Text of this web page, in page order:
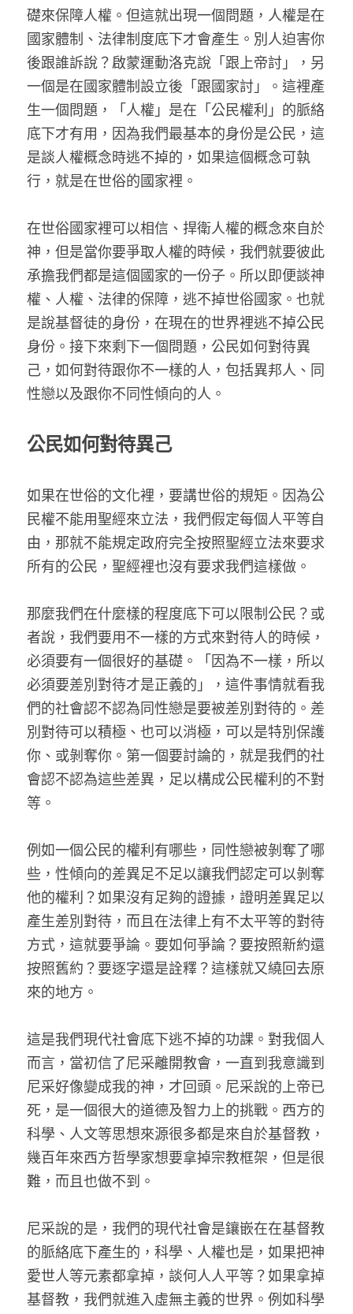
礎來保障人權。但這就出現一個問題，人權是在
國家體制、法律制度底下才會產生。別人迫害你
後跟誰訴說？啟蒙運動洛克說「跟上帝討」，另
一個是在國家體制設立後「跟國家討」。這裡產
生一個問題，「人權」是在「公民權利」的脈絡
底下才有用，因為我們最基本的身份是公民，這
是談人權概念時逃不掉的，如果這個概念可執
行，就是在世俗的國家裡。
在世俗國家裡可以相信、捍衛人權的概念來自於
神，但是當你要爭取人權的時候，我們就要彼此
承擔我們都是這個國家的一份子。所以即便談神
權、人權、法律的保障，逃不掉世俗國家。也就
是說基督徒的身份，在現在的世界裡逃不掉公民
身份。接下來剩下一個問題，公民如何對待異
己，如何對待跟你不一樣的人，包括異邦人、同
性戀以及跟你不同性傾向的人。
公民如何對待異己
如果在世俗的文化裡，要講世俗的規矩。因為公
民權不能用聖經來立法，我們假定每個人平等自
由，那就不能規定政府完全按照聖經立法來要求
所有的公民，聖經裡也沒有要求我們這樣做。
那麼我們在什麼樣的程度底下可以限制公民？或
者說，我們要用不一樣的方式來對待人的時候，
必須要有一個很好的基礎。「因為不一樣，所以
必須要差別對待才是正義的」，這件事情就看我
們的社會認不認為同性戀是要被差別對待的。差
別對待可以積極、也可以消極，可以是特別保護
你、或剝奪你。第一個要討論的，就是我們的社
會認不認為這些差異，足以構成公民權利的不對
等。
例如一個公民的權利有哪些，同性戀被剝奪了哪
些，性傾向的差異足不足以讓我們認定可以剝奪
他的權利？如果沒有足夠的證據，證明差異足以
產生差別對待，而且在法律上有不太平等的對待
方式，這就要爭論。要如何爭論？要按照新約還
按照舊約？要逐字還是詮釋？這樣就又繞回去原
來的地方。
這是我們現代社會底下逃不掉的功課。對我個人
而言，當初信了尼采離開教會，一直到我意識到
尼采好像變成我的神，才回頭。尼采說的上帝已
死，是一個很大的道德及智力上的挑戰。西方的
科學、人文等思想來源很多都是來自於基督教，
幾百年來西方哲學家想要拿掉宗教框架，但是很
難，而且也做不到。
尼采說的是，我們的現代社會是鑲嵌在在基督教
的脈絡底下產生的，科學、人權也是，如果把神
愛世人等元素都拿掉，談何人人平等？如果拿掉
基督教，我們就進入虛無主義的世界。例如科學